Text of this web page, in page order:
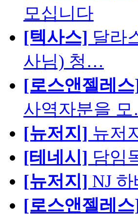
모십니다
[텍사스] 달라
사님) 청…
[로스앤젤레
사역자분을
[뉴저지] 뉴저
[테네시] 담임
[뉴저지] NJ
[로스앤젤레